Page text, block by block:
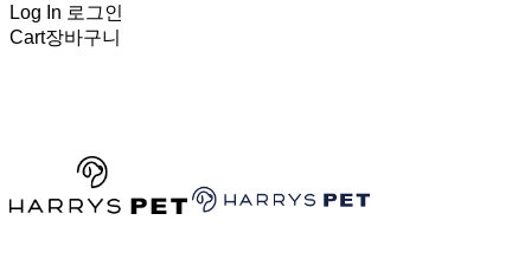
Log In 로그인
Cart장바구니